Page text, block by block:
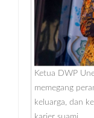
Ketua DWP
memegang
keluarga, dan